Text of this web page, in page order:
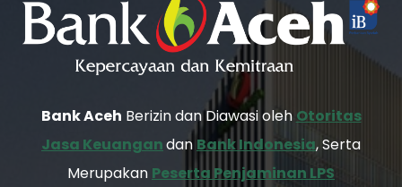
Bank Aceh Berizin dan Diawasi oleh Otoritas
Jasa Keuangandan Bank Indonesia, Serta
Merupakan Peserta Penjaminan LPS